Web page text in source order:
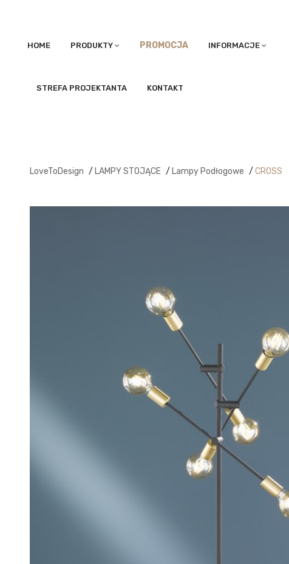
HOME PRODUKTY PROMOCJA INFORMACJE
STREFA PROJEKTANTA KONTAKT
LoveToDesign / LAMPY STOJĄCE / Lampy Podłogowe / CROSS